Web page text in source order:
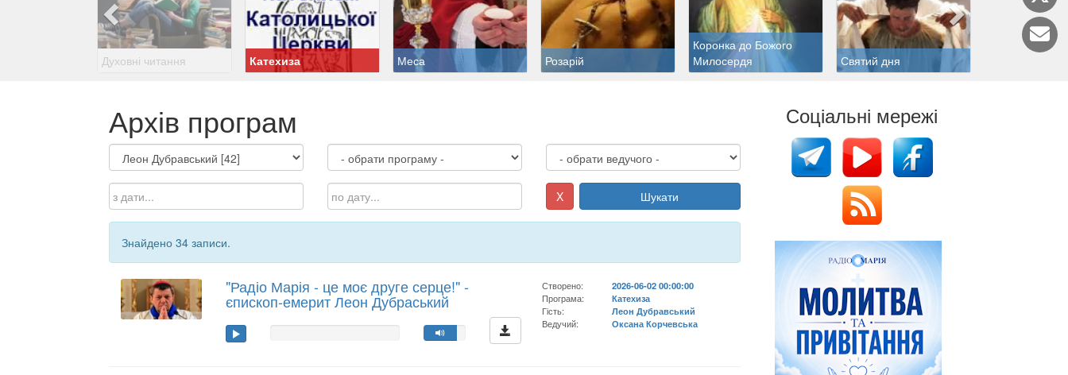
Духовні читання Катехиза Меса Розарій
Коронка до Божого
Милосердя
Святий дня
Архів програм
X Шукати
Знайдено 34 записи.
"Радіо Марія - це моє друге серце!" -
єпископ-емерит Леон Дубраський
Створено:
2026-06-02 00:00:00
Програма:
Катехиза
Гість:
Леон Дубравський
Ведучий:
Оксана Корчевська
Соціальні мережі